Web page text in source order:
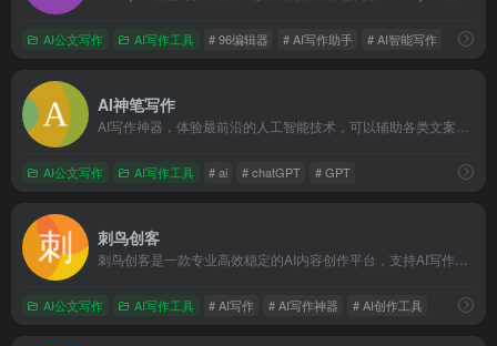
AI公文写作 AI写作工具 # 96编辑器 # AI写作助手 # AI智能写作
AI神笔写作
AI公文写作 AI写作工具 # ai # chatGPT # GPT
刺鸟创客
AI公文写作 AI写作工具 # AI写作 # AI写作神器 # AI创作工具